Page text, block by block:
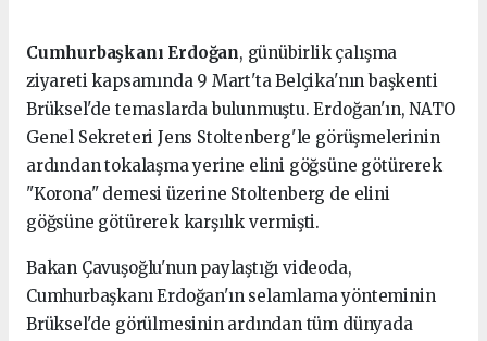
Cumhurbaşkanı Erdoğan, günübirlik çalışma
ziyareti kapsamında 9 Mart'ta Belçika'nın başkenti
Brüksel'de temaslarda bulunmuştu. Erdoğan'ın, NATO
Genel Sekreteri Jens Stoltenberg'le görüşmelerinin
ardından tokalaşma yerine elini göğsüne götürerek
"Korona" demesi üzerine Stoltenberg de elini
göğsüne götürerek karşılık vermişti.
Bakan Çavuşoğlu'nun paylaştığı videoda,
Cumhurbaşkanı Erdoğan'ın selamlama yönteminin
Brüksel'de görülmesinin ardından tüm dünyada